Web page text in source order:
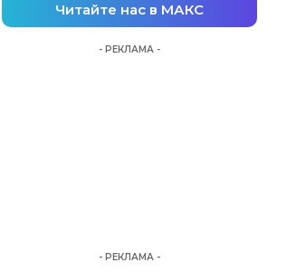
Читайте нас в МАКС
- РЕКЛАМА -
- РЕКЛАМА -